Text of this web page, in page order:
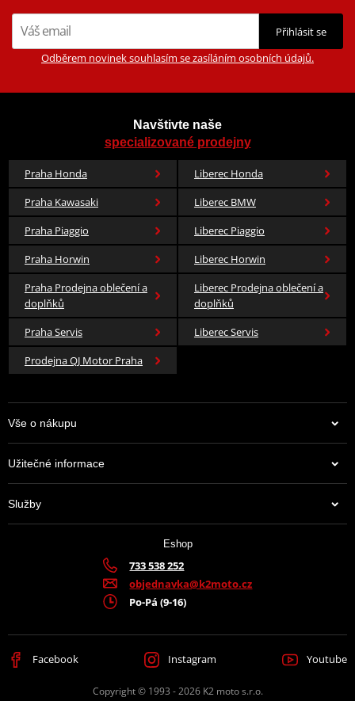
Přihlásit se
Odběrem novinek souhlasím se zasíláním osobních údajů.
Navštivte naše
specializované prodejny
Praha Honda
Liberec Honda
Praha Kawasaki
Liberec BMW
Praha Piaggio
Liberec Piaggio
Praha Horwin
Liberec Horwin
Praha Prodejna oblečení a
doplňků
Liberec Prodejna oblečení a
doplňků
Praha Servis
Liberec Servis
Prodejna QJ Motor Praha
Vše o nákupu
Užitečné informace
Služby
Eshop
733 538 252
objednavka@k2moto.cz
Po-Pá (9-16)
Facebook Instagram Youtube
Copyright © 1993 - 2026 K2 moto s.r.o.